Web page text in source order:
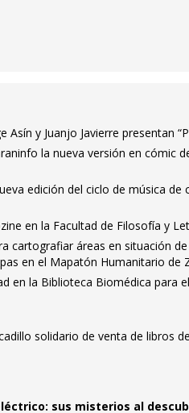
Asín y Juanjo Javierre presentan
la nueva versión en cómic
edición del ciclo de música de
en la Facultad de Filosofía y
cartografiar áreas en situación
en el Mapatón Humanitario de
en la Biblioteca Biomédica para
solidario de venta de libros
sus misterios al